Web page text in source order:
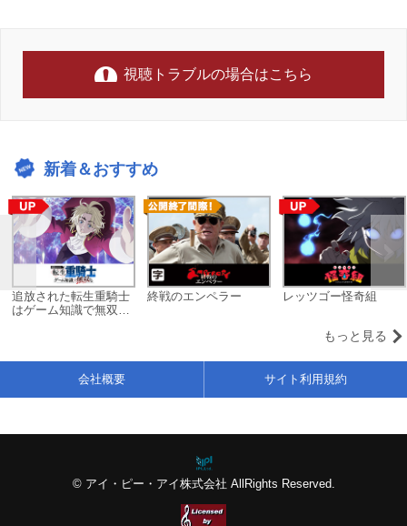
視聴トラブルの場合はこちら
新着＆おすすめ
追放された転生重騎士
はゲーム知識で無双す
終戦のエンペラー レッツゴー怪奇組
もっと見る
© アイ・ピー・アイ株式会社 AllRights Reserved.
会社概要 サイト利用規約